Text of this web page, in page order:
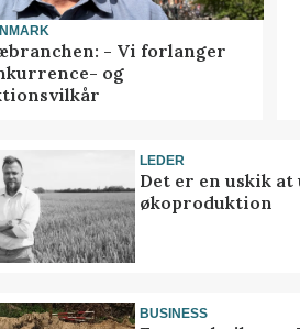
- Vi forlanger
og
LEDER
Det er en uskik
økoproduktion
BUSINESS